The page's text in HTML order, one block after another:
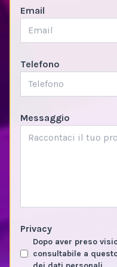
Email
Telefono
Messaggio
Privacy
Dopo aver preso
consultabile a